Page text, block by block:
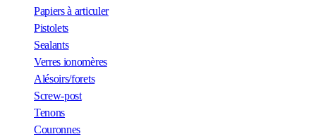
Papiers à articuler
Pistolets
Sealants
Verres ionomères
Alésoirs/forets
Screw-post
Tenons
Couronnes